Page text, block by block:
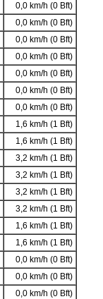
0,0 km/h (0 Bft)
0,0 km/h (0 Bft)
0,0 km/h (0 Bft)
0,0 km/h (0 Bft)
0,0 km/h (0 Bft)
0,0 km/h (0 Bft)
0,0 km/h (0 Bft)
1,6 km/h (1 Bft)
1,6 km/h (1 Bft)
3,2 km/h (1 Bft)
3,2 km/h (1 Bft)
3,2 km/h (1 Bft)
3,2 km/h (1 Bft)
1,6 km/h (1 Bft)
1,6 km/h (1 Bft)
0,0 km/h (0 Bft)
0,0 km/h (0 Bft)
0,0 km/h (0 Bft)